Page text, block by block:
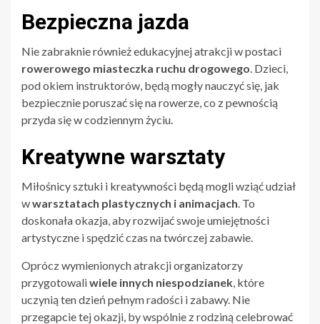
Bezpieczna jazda
Nie zabraknie również edukacyjnej atrakcji w postaci
rowerowego miasteczka ruchu drogowego . Dzieci,
pod okiem instruktorów, będą mogły nauczyć się, jak
bezpiecznie poruszać się na rowerze, co z pewnością
przyda się w codziennym życiu.
Kreatywne warsztaty
Miłośnicy sztuki i kreatywności będą mogli wziąć udział
wwarsztatach plastycznych i animacjach . To
doskonała okazja, aby rozwijać swoje umiejętności
artystyczne i spędzić czas na twórczej zabawie.
Oprócz wymienionych atrakcji organizatorzy
przygotowaliwiele innych niespodzianek , które
uczynią ten dzień pełnym radości i zabawy. Nie
przegapcie tej okazji, by wspólnie z rodziną celebrować